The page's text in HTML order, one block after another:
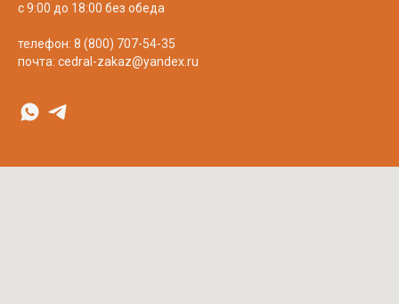
с 9:00 до 18:00 без обеда
телефон: 8 (800) 707-54-35
почта: cedral-zakaz@yandex.ru